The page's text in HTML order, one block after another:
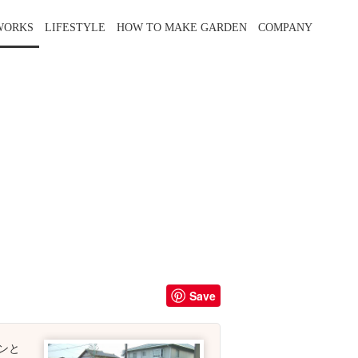
LIFESTYLE HOW TO MAKE GARDEN COMPANY
Save
と